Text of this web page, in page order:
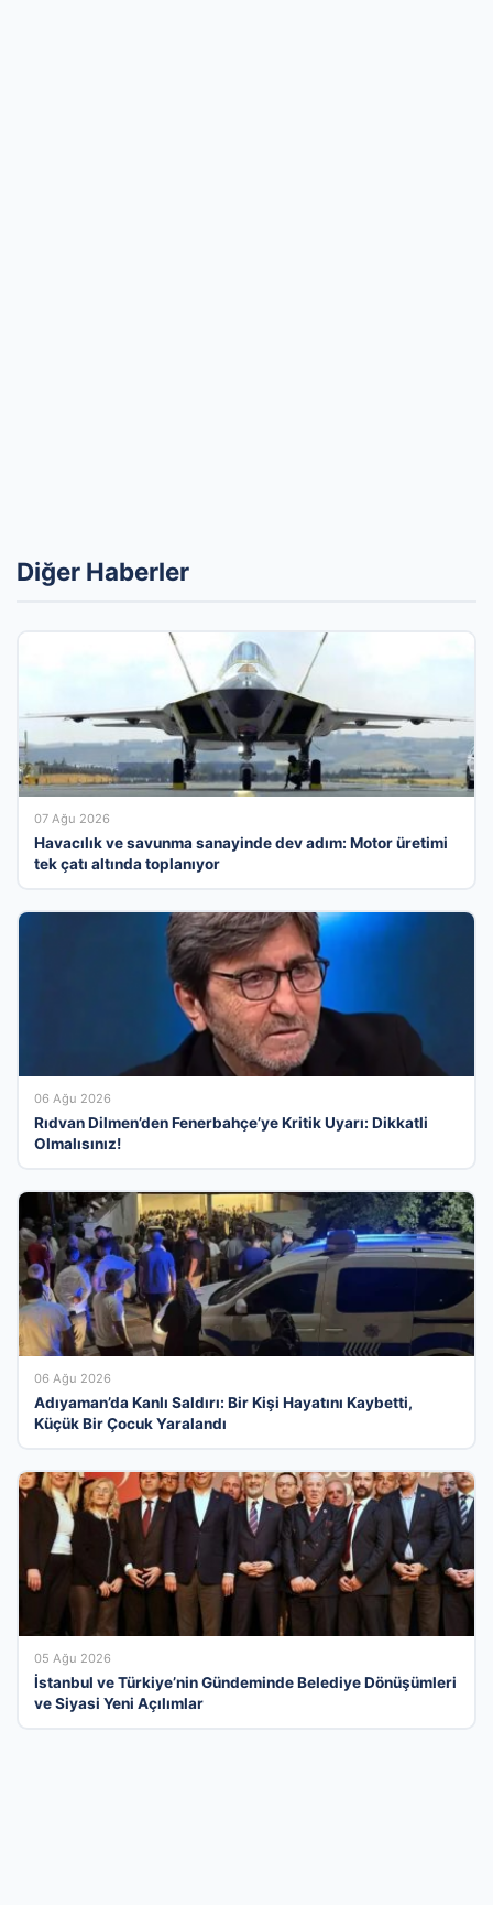
Diğer Haberler
07 Ağu 2026
Havacılık ve savunma sanayinde dev adım: Motor üretimi
tek çatı altında toplanıyor
06 Ağu 2026
Rıdvan Dilmen’den Fenerbahçe’ye Kritik Uyarı: Dikkatli
Olmalısınız!
06 Ağu 2026
Adıyaman’da Kanlı Saldırı: Bir Kişi Hayatını Kaybetti,
Küçük Bir Çocuk Yaralandı
05 Ağu 2026
İstanbul ve Türkiye’nin Gündeminde Belediye Dönüşümleri
ve Siyasi Yeni Açılımlar